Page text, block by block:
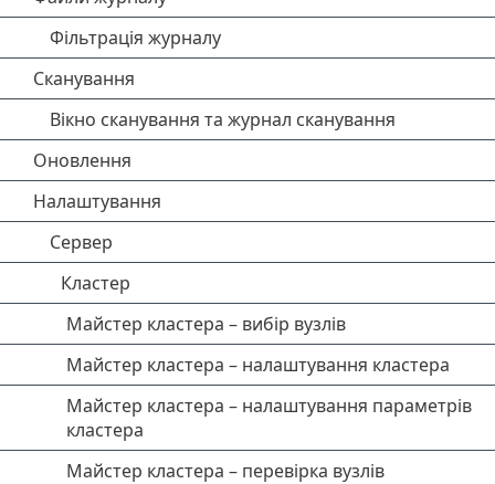
Фільтрація журналу
Сканування
Вікно сканування та журнал сканування
Оновлення
Налаштування
Сервер
Кластер
Майстер кластера – вибір вузлів
Майстер кластера – налаштування кластера
Майстер кластера – налаштування параметрів
кластера
Майстер кластера – перевірка вузлів